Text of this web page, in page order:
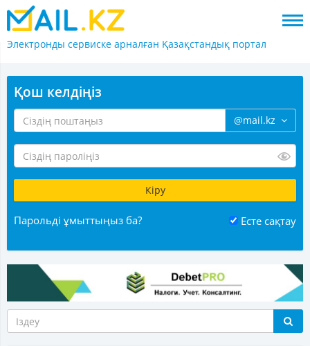
Электронды сервиске арналған Қазақстандық портал
Қош келдіңіз
@mail.kz
Парольді ұмыттыңыз ба? Есте сақтау